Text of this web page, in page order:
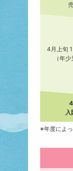
4月上旬
（年少
入
※年度によ